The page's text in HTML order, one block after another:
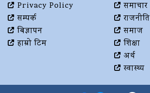
Privacy Policy
सम्पर्क
बिज्ञापन
हाम्रो टिम
समाचार
राजनीति
समाज
शिक्षा
अर्थ
स्वास्थ्य